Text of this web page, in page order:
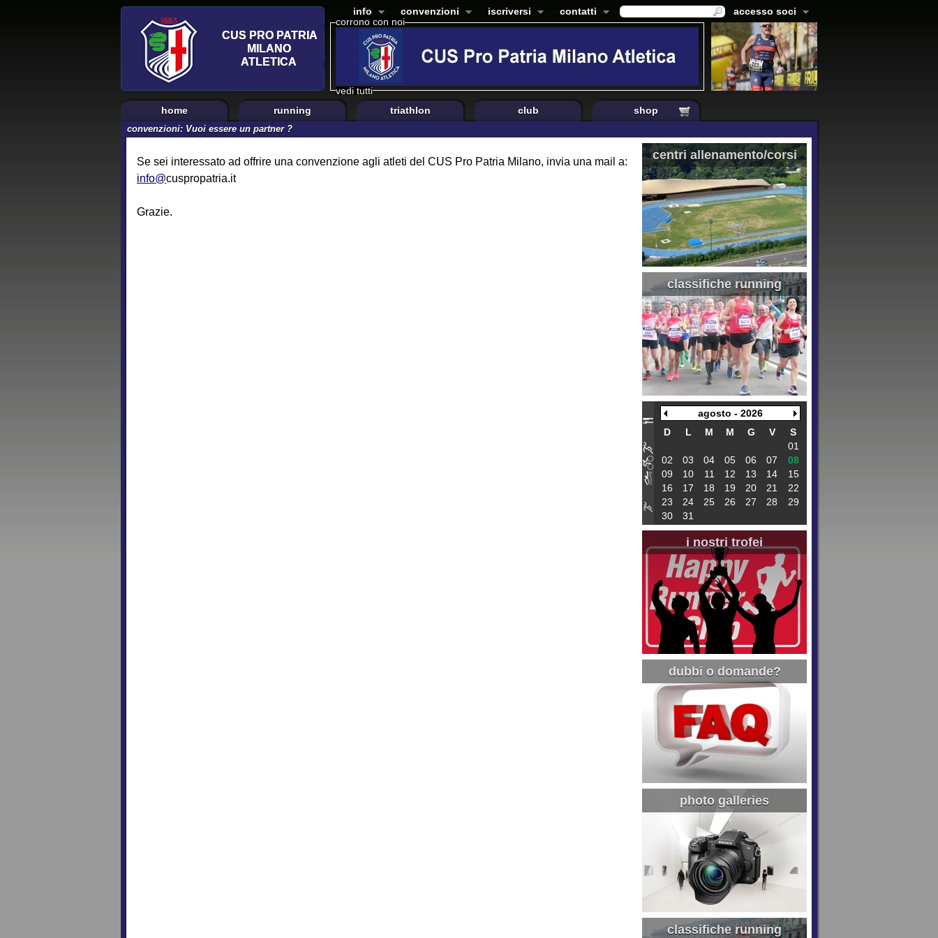
corrono con noi
vedi tutti
info convenzioni iscriversi contatti accesso soci
home running triathlon club shop
convenzioni: Vuoi essere un partner ?
Se sei interessato ad offrire una convenzione agli atleti del CUS Pro Patria Milano, invia una mail a:
info@cuspropatria.it
Grazie.
centri allenamento/corsi
classifiche running
agosto - 2026
D
L M M G V
S
01
02
03 04 05 06 07
08
09
10 11 12 13 14
15
16
17 18 19 20 21
22
23
24 25 26 27 28
29
30
31
i nostri trofei
dubbi o domande?
photo galleries
classifiche running